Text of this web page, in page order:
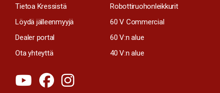
Tietoa Kressistä
Löydä jälleenmyyjä
Dealer portal
Ota yhteyttä
Robottiruohonleikkurit
60 V Commercial
60 V:n alue
40 V:n alue